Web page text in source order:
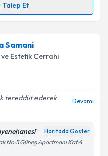
Talep Et
randevu takvimi talebi
randevu almanız için bir
ile bilgilendireceğiz.
ilişkin
Aydınlatma
verilerimin belirtilen
Samani
Estetik Cerrahi
tereddüt ederek
Devamı
Haritada Göster
No:5 Güneş Apartmanı Kat:4